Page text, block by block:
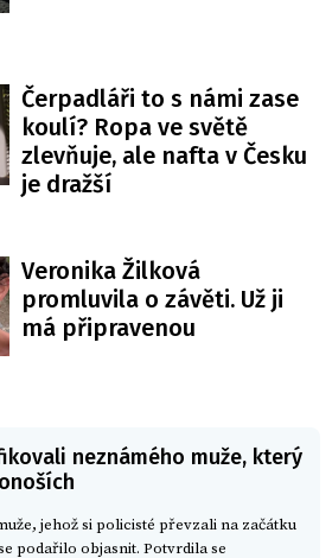
Čerpadláři to s námi zase
koulí? Ropa ve světě
zlevňuje, ale nafta v Česku
je dražší
Veronika Žilková
promluvila o závěti. Už ji
má připravenou
neznámého muže, který
jehož si policisté převzali na začátku
podařilo objasnit. Potvrdila se